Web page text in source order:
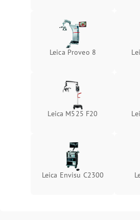
Leica Proveo 8
Leica M525 F20
Leica Envisu C2300